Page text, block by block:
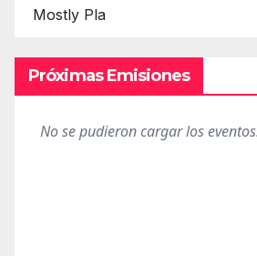
Mostly Pla
Próximas Emisiones